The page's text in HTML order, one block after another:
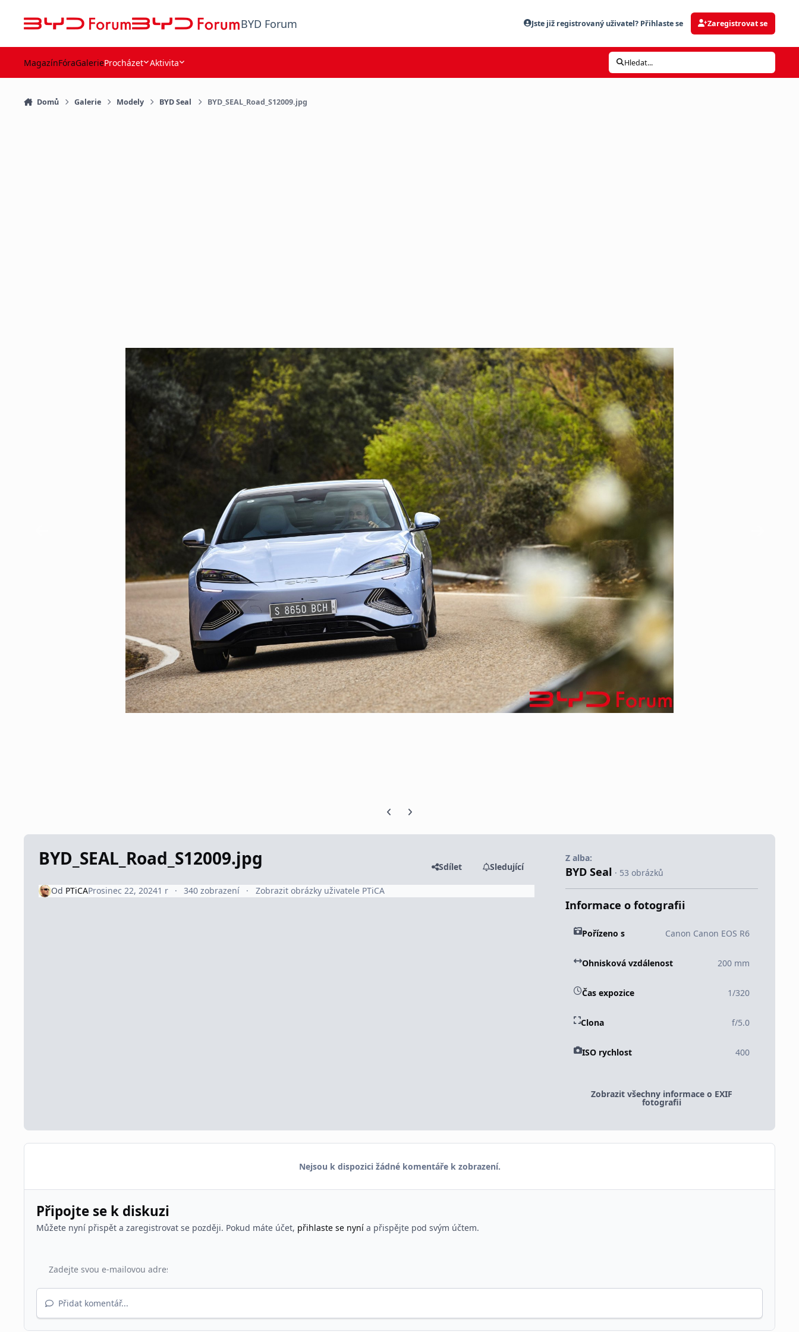
BYD Forum Jste již registrovaný uživatel? Přihlaste se Zaregistrovat se
MagazínFóraGalerieProcházet Aktivita Hledat...
Domů Galerie Modely BYD Seal BYD_SEAL_Road_S12009.jpg
Předchozí snímek karuselu
Další snímek karuselu
BYD_SEAL_Road_S12009.jpg Sdílet Sledující
Od PTiCAProsinec 22, 20241 r 340 zobrazení Zobrazit obrázky uživatele PTiCA
Z alba:
BYD Seal · 53 obrázků
Informace o fotografii
Pořízeno s Canon Canon EOS R6
Ohnisková vzdálenost 200 mm
Čas expozice 1/320
Clona f/5.0
ISO rychlost 400
Zobrazit všechny informace o EXIF
fotografii
Nejsou k dispozici žádné komentáře k zobrazení.
Připojte se k diskuzi
Můžete nyní přispět a zaregistrovat se později. Pokud máte účet, přihlaste se nynía přispějte pod svým účtem.
Přidat komentář...